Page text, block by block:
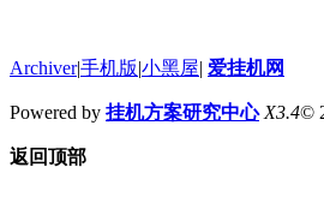
Archiver|手机版|小黑屋| 爱挂机网
Powered by 挂机方案研究中心 X3.4©
返回顶部